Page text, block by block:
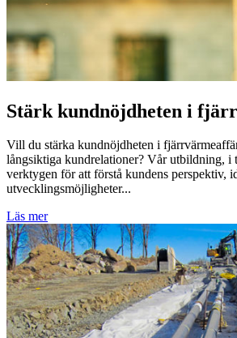
Stärk kundnöjdheten i
Vill du stärka kundnöjdheten i
långsiktiga kundrelationer? Vår utbildning, i
verktygen för att förstå kundens perspektiv,
utvecklingsmöjligheter...
Läs mer